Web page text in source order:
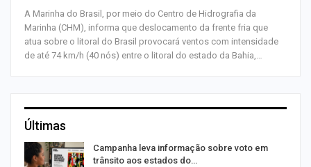
A Marinha do Brasil, por meio do Centro de Hidrografia da
Marinha (CHM), informa que deslocamento da frente fria que
atua sobre o litoral do Brasil provocará ventos com intensidade
de até 74 km/h (40 nós) entre o litoral do estado da Bahia,…
Últimas
Campanha leva informação sobre voto em
trânsito aos estados do…